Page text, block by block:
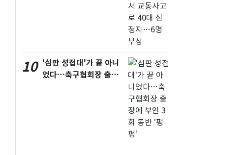
10 '심판 성접대'가 끝 아니
었다…축구협회장 출장